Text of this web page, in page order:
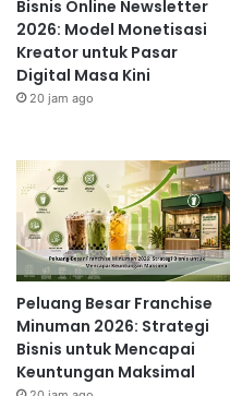
Bisnis Online Newsletter
2026: Model Monetisasi
Kreator untuk Pasar
Digital Masa Kini
20 jam ago
Peluang Besar Franchise
Minuman 2026: Strategi
Bisnis untuk Mencapai
Keuntungan Maksimal